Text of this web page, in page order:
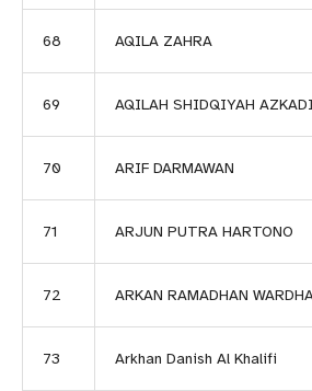
68 AQILA ZAHRA
69 AQILAH SHIDQIYAH
70 ARIF DARMAWAN
71 ARJUN PUTRA HARTONO
72 ARKAN RAMADHAN
73 Arkhan Danish Al Khalifi